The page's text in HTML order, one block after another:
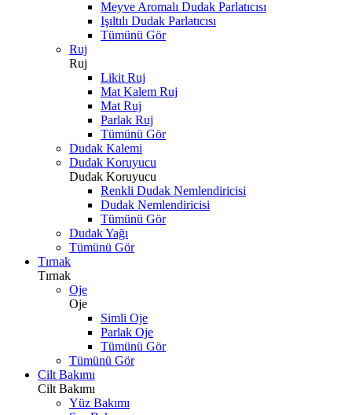
Meyve Aromalı Dudak Parlatıcısı
Işıltılı Dudak Parlatıcısı
Tümünü Gör
Ruj
Ruj
Likit Ruj
Mat Kalem Ruj
Mat Ruj
Parlak Ruj
Tümünü Gör
Dudak Kalemi
Dudak Koruyucu
Dudak Koruyucu
Renkli Dudak Nemlendiricisi
Dudak Nemlendiricisi
Tümünü Gör
Dudak Yağı
Tümünü Gör
Tırnak
Tırnak
Oje
Oje
Simli Oje
Parlak Oje
Tümünü Gör
Tümünü Gör
Cilt Bakımı
Cilt Bakımı
Yüz Bakımı